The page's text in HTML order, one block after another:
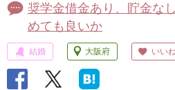
奨学金借金あり、貯金な
めても良いか
結婚 大阪府 いい